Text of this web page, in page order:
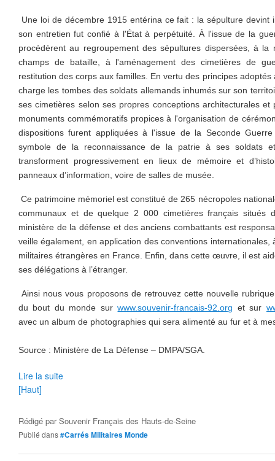
Une loi de décembre 1915 entérina ce fait : la sépulture devint
son entretien fut confié à l'État à perpétuité. À l'issue de la
procédèrent au regroupement des sépultures dispersées, à
champs de bataille, à l'aménagement des cimetières de
restitution des corps aux familles. En vertu des principes
charge les tombes des soldats allemands inhumés sur son
ses cimetières selon ses propres conceptions architecturales
monuments commémoratifs propices à l'organisation de
dispositions furent appliquées à l'issue de la Seconde
symbole de la reconnaissance de la patrie à ses soldats
transforment progressivement en lieux de mémoire et
panneaux d’information, voire de salles de musée.
Ce patrimoine mémoriel est constitué de 265 nécropoles
communaux et de quelque 2 000 cimetières français situés
ministère de la défense et des anciens combattants est
veille également, en application des conventions internationales,
militaires étrangères en France. Enfin, dans cette œuvre, il est
ses délégations à l’étranger.
Ainsi nous vous proposons de retrouvez cette nouvelle
du bout du monde surwww.souvenir-francais-92.org et sur
avec un album de photographies qui sera alimenté au fur et à
Source : Ministère de La Défense – DMPA/SGA.
Lire la suite
[Haut]
Rédigé parSouvenir Français des Hauts-de-Seine
Publié dans#Carrés Militaires Monde